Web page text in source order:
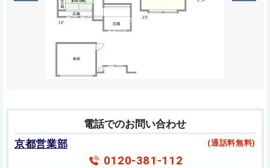
電話でのお問い合わせ
京都営業部
(通話料無料)
0120-381-112